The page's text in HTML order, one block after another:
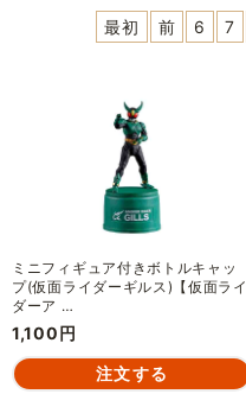
最初 前 6 7
ミニフィギュア付きボトルキャッ
プ(仮面ライダーギルス)【仮面ライ
ダーア …
1,100円